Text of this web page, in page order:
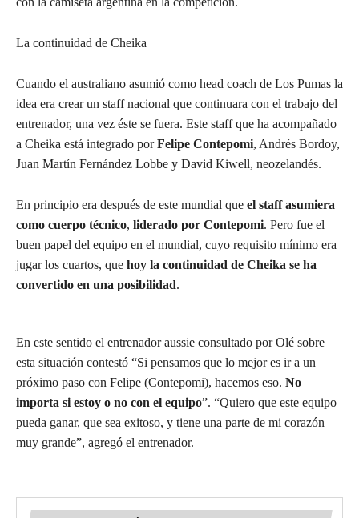
La continuidad de Cheika
Cuando el australiano asumió como head coach de Los Pumas la
idea era crear un staff nacional que continuara con el trabajo del
entrenador, una vez éste se fuera. Este staff que ha acompañado
a Cheika está integrado porFelipe Contepomi, Andrés Bordoy,
Juan Martín Fernández Lobbe y David Kiwell, neozelandés.
En principio era después de este mundial que el staff asumiera
como cuerpo técnico, liderado por Contepomi. Pero fue el
buen papel del equipo en el mundial, cuyo requisito mínimo era
jugar los cuartos, que hoy la continuidad de Cheika se ha
convertido en una posibilidad.
En este sentido el entrenador aussie consultado por Olé sobre
esta situación contestó “Si pensamos que lo mejor es ir a un
próximo paso con Felipe (Contepomi), hacemos eso. No
importa si estoy o no con el equipo”. “Quiero que este equipo
pueda ganar, que sea exitoso, y tiene una parte de mi corazón
muy grande”, agregó el entrenador.